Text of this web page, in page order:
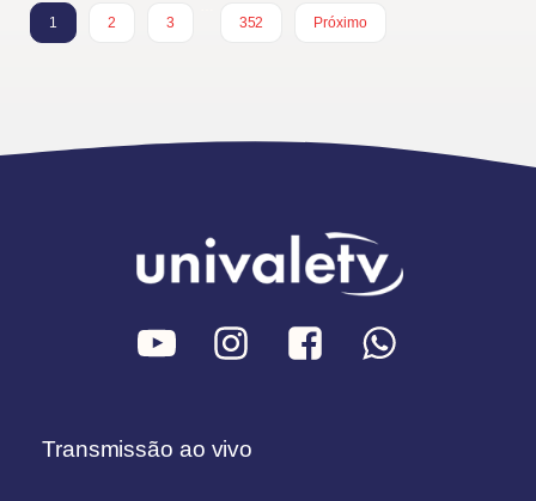
1 2 3
352
Próximo
Transmissão ao vivo